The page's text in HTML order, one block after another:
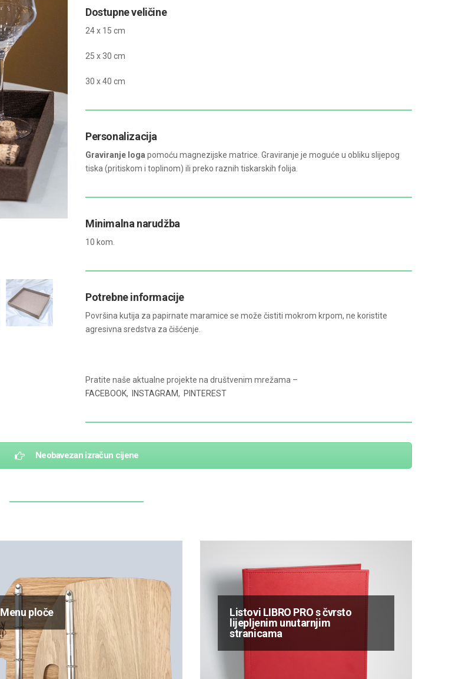
Dostupne veličine
24 x 15 cm
25 x 30 cm
30 x 40 cm
Personalizacija
Graviranje loga pomoću magnezijske matrice. Graviranje je moguće u obliku slijepog
tiska (pritiskom i toplinom) ili preko raznih tiskarskih folija.
Minimalna narudžba
10 kom.
Potrebne informacije
Površina kutija za papirnate maramice se može čistiti mokrom krpom, ne koristite
agresivna sredstva za čišćenje.
Pratite naše aktualne projekte na društvenim mrežama –
FACEBOOK, INSTAGRAM, PINTEREST
Neobavezan izračun cijene
Menu ploče
Listovi LIBRO PRO s čvrsto
lijepljenim unutarnjim
stranicama